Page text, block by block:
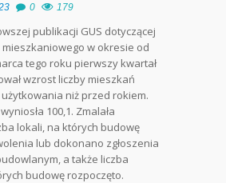
0 179
publikacji GUS dotyczącej
w okresie od
tego roku pierwszy kwartał
wzrost liczby mieszkań
niż przed rokiem.
100,1. Zmalała
lokali, na których budowę
lub dokonano zgłoszenia
a także liczba
budowę rozpoczęto.